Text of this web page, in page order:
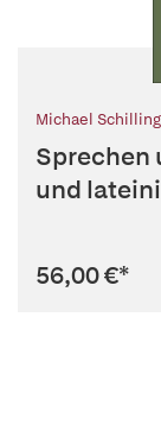
Michael Schilling
Sprechen
und
56,00 €*